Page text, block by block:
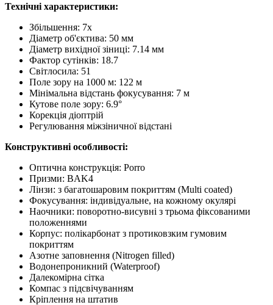
Технічні характеристики:
Збільшення: 7x
Діаметр об'єктива: 50 мм
Діаметр вихідної зіниці: 7.14 мм
Фактор сутінків: 18.7
Світлосила: 51
Поле зору на 1000 м: 122 м
Мінімальна відстань фокусування: 7 м
Кутове поле зору: 6.9°
Корекція діоптрій
Регулювання міжзіничної відстані
Конструктивні особливості:
Оптична конструкція: Porro
Призми: BAK4
Лінзи: з багатошаровим покриттям (Multi coated)
Фокусування: індивідуальне, на кожному окулярі
Наочники: поворотно-висувні з трьома фіксованими
положеннями
Корпус: полікарбонат з протиковзким гумовим
покриттям
Азотне заповнення (Nitrogen filled)
Водонепроникний (Waterproof)
Далекомірна сітка
Компас з підсвічуванням
Кріплення на штатив